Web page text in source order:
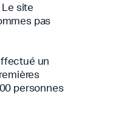
site
pas
un
personnes